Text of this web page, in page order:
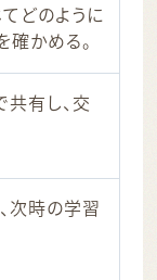
どのように
かめる。
有し、交
次時の学習